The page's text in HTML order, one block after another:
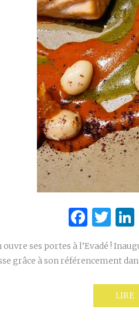
ses portes à l’Evadé !
grâce à son référencement
LIRE